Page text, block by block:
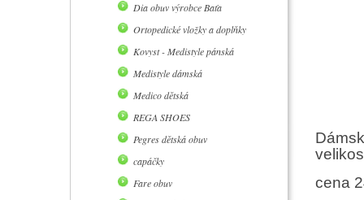
cena
Dia obuv výrobce Baťa
Ortopedické vložky a doplňky
Kovyst - Medistyle pánská
Medistyle dámská
Medico dětská
REGA SHOES
Pegres dětská obuv
capáčky
Fare obuv